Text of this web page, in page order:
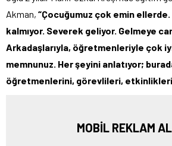
Akman, “Çocuğumuz çok emin
kalmıyor. Severek geliyor. Gelmeye
Arkadaşlarıyla, öğretmenleriyle çok
memnunuz. Her şeyini anlatıyor;
öğretmenlerini, görevlileri,
MOBİL REKLAM